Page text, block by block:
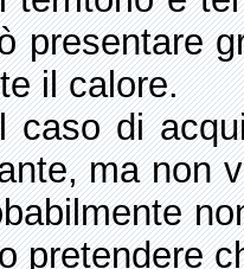
presentare
il calore.
di
ma non
pretendere